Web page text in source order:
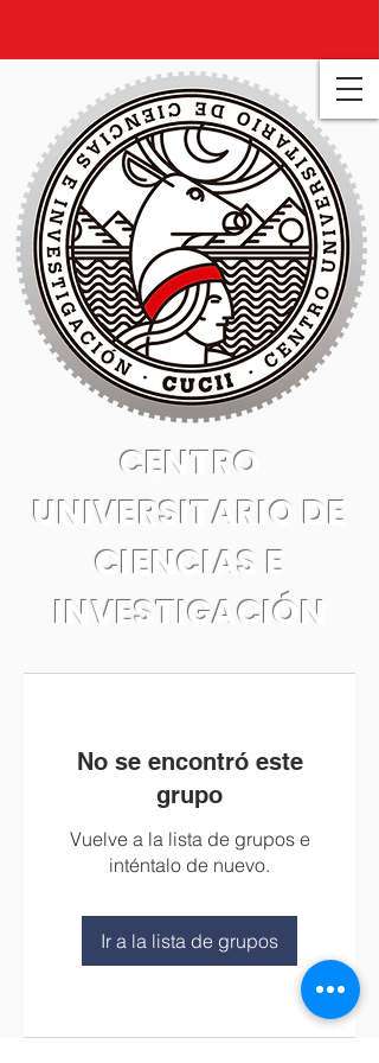
CENTRO
UNIVERSITARIO DE
CIENCIAS E
INVESTIGACIÓN
No se encontró este
grupo
Vuelve a la lista de grupos e
inténtalo de nuevo.
Ir a la lista de grupos